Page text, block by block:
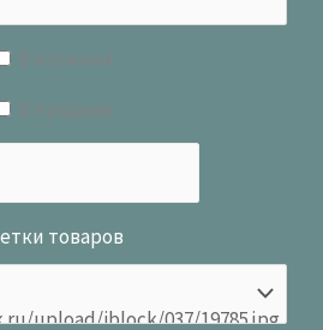
товаров